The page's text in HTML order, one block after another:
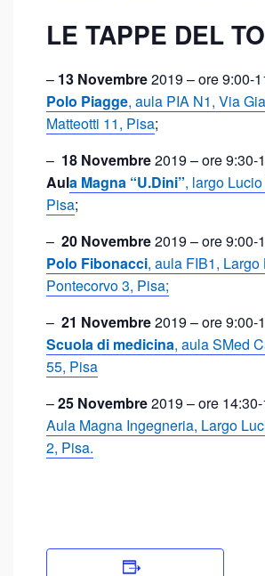
LE TAPPE DEL
– 13 Novembre2019 – ore 9:00-
Polo Piagge, aula PIA N1, Via
Matteotti 11, Pisa;
– 18 Novembre2019 – ore 9:30-
Aula Magna “U.Dini”, largo
Pisa;
– 20 Novembre2019 – ore 9:00-
Polo Fibonacci, aula FIB1, Largo
Pontecorvo 3, Pisa;
– 21 Novembre2019 – ore 9:00-
Scuola di medicina, aula SMed
55, Pisa
–25 Novembre2019 – ore
Aula Magna Ingegneria, Largo
2, Pisa.